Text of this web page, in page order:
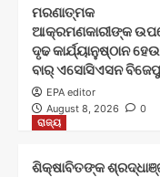
ମରଣାତ୍ମକ
ଆକ୍ରମଣକାରୀଙ୍କ
ଦୃଢ କାର୍ଯ୍ୟାନୁଷ୍ଠାନ
ବାର୍ ଏସୋସିଏସନ
EPA editor
August 8, 2026
0
ରାଜ୍ୟ
ଶିକ୍ଷାବିତଙ୍କ